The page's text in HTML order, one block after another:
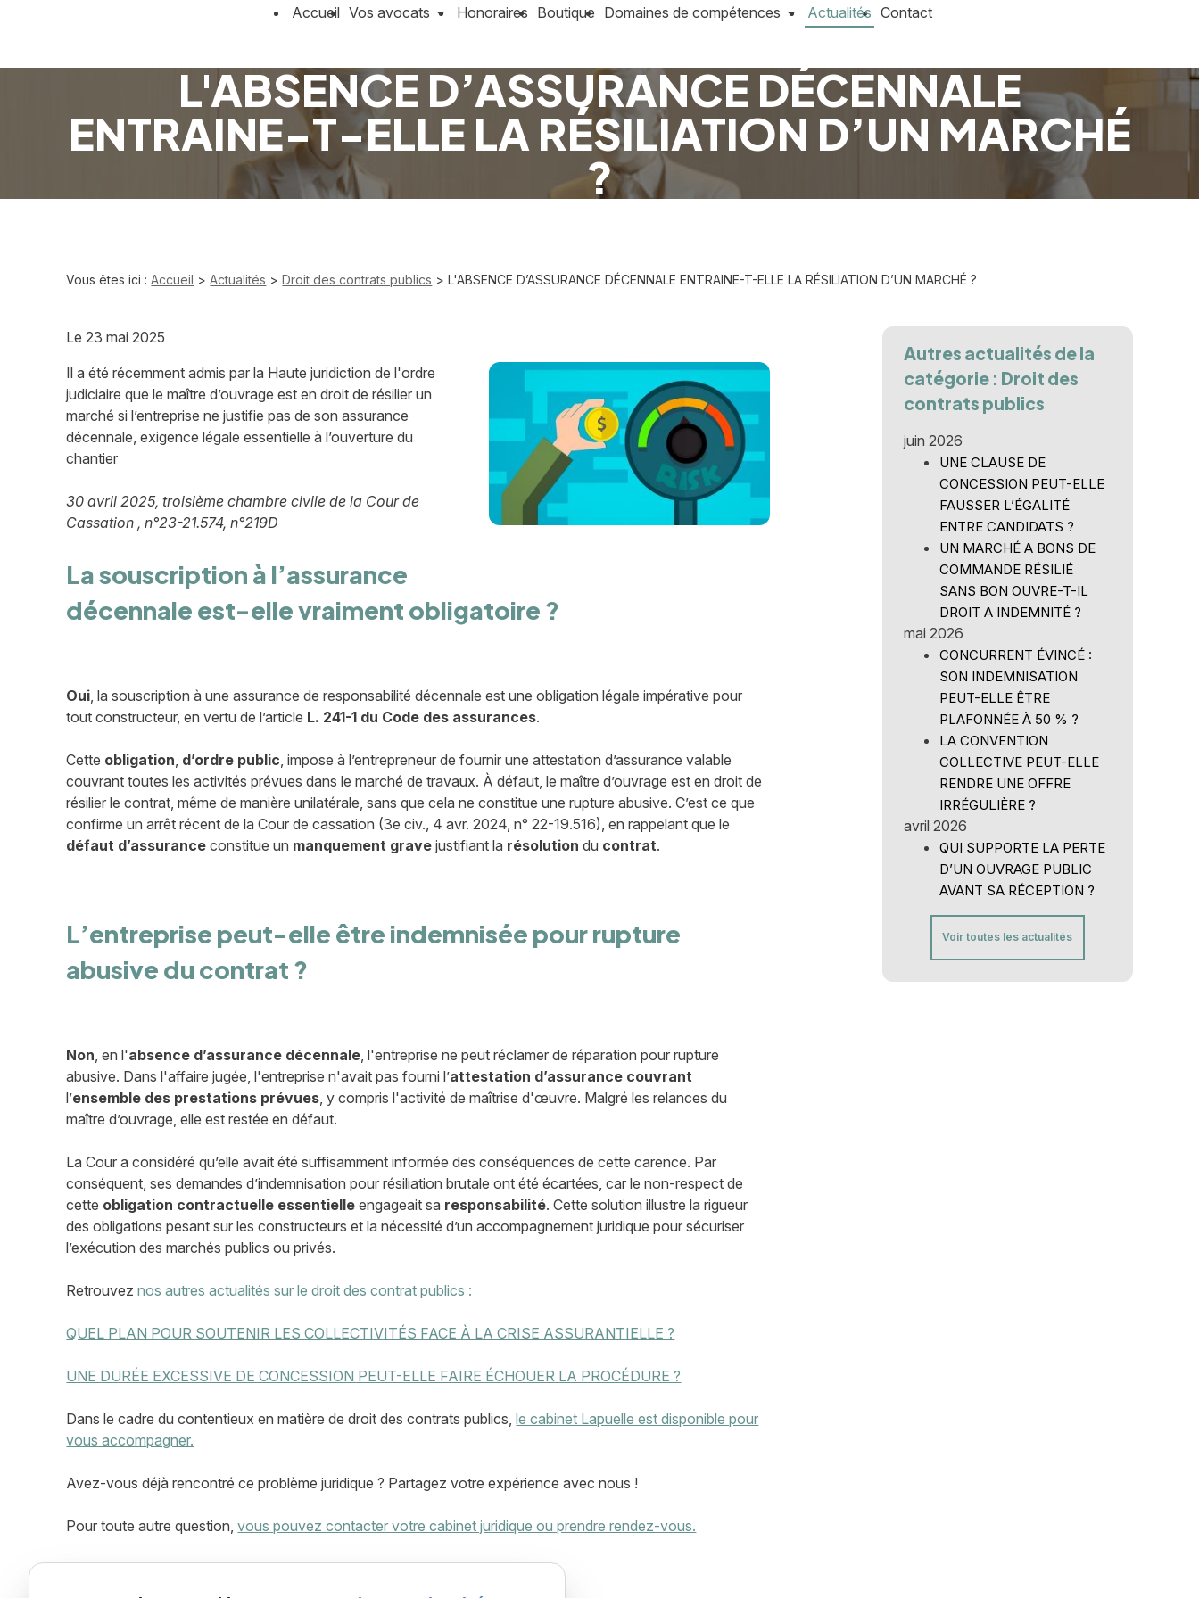
Accueil Vos avocats Honoraires Boutique Domaines de compétences Actualités Contact
L'ABSENCE D’ASSURANCE DÉCENNALE
ENTRAINE-T-ELLE LA RÉSILIATION D’UN MARCHÉ
?
Vous êtes ici : Accueil >Actualités >Droit des contrats publics > L'ABSENCE D’ASSURANCE DÉCENNALE ENTRAINE-T-ELLE LA RÉSILIATION D’UN MARCHÉ ?
Le23 mai 2025
Il a été récemment admis par la Haute juridiction de l'ordre
judiciaire que le maître d’ouvrage est en droit de résilier un
marché si l’entreprise ne justifie pas de son assurance
décennale, exigence légale essentielle à l’ouverture du
chantier
30 avril 2025, troisième chambre civile de la Cour de
Cassation , n°23-21.574, n°219D
La souscription à l’assurance
décennale est-elle vraiment obligatoire ?
Oui, la souscription à une assurance de responsabilité décennale est une obligation légale impérative pour
tout constructeur, en vertu de l’article L. 241-1 du Code des assurances.
Cette obligation, d’ordre public, impose à l’entrepreneur de fournir une attestation d’assurance valable
couvrant toutes les activités prévues dans le marché de travaux. À défaut, le maître d’ouvrage est en droit de
résilier le contrat, même de manière unilatérale, sans que cela ne constitue une rupture abusive. C’est ce que
confirme un arrêt récent de la Cour de cassation (3e civ., 4 avr. 2024, n° 22-19.516), en rappelant que le
défaut d’assurance constitue un manquement grave justifiant la résolution du contrat.
L’entreprise peut-elle être indemnisée pour rupture
abusive du contrat ?
Non , en l'absence d’assurance décennale , l'entreprise ne peut réclamer de réparation pour rupture
abusive. Dans l'affaire jugée, l'entreprise n'avait pas fourni l’attestation d’assurance couvrant
l’ensemble des prestations prévues , y compris l'activité de maîtrise d'œuvre. Malgré les relances du
maître d’ouvrage, elle est restée en défaut.
La Cour a considéré qu’elle avait été suffisamment informée des conséquences de cette carence. Par
conséquent, ses demandes d’indemnisation pour résiliation brutale ont été écartées, car le non-respect de
cette obligation contractuelle essentielle engageait sa responsabilité. Cette solution illustre la rigueur
des obligations pesant sur les constructeurs et la nécessité d’un accompagnement juridique pour sécuriser
l’exécution des marchés publics ou privés.
Retrouveznos autres actualités sur le droit des contrat publics :
QUEL PLAN POUR SOUTENIR LES COLLECTIVITÉS FACE À LA CRISE ASSURANTIELLE ?
UNE DURÉE EXCESSIVE DE CONCESSION PEUT-ELLE FAIRE ÉCHOUER LA PROCÉDURE ?
Dans le cadre du contentieux en matière de droit des contrats publics,le cabinet Lapuelle est disponible pour
vous accompagner.
Avez-vous déjà rencontré ce problème juridique ? Partagez votre expérience avec nous !
Pour toute autre question,vous pouvez contacter votre cabinet juridique ou prendre rendez-vous.
Maître Clémence LAPUELLE - 38 rue Alsace-Lorraine - 31000 TOULOUSE
Autres actualités de la
catégorie : Droit des
contrats publics
juin 2026
UNE CLAUSE DE
CONCESSION PEUT-ELLE
FAUSSER L’ÉGALITÉ
ENTRE CANDIDATS ?
UN MARCHÉ A BONS DE
COMMANDE RÉSILIÉ
SANS BON OUVRE-T-IL
DROIT A INDEMNITÉ ?
mai 2026
CONCURRENT ÉVINCÉ :
SON INDEMNISATION
PEUT-ELLE ÊTRE
PLAFONNÉE À 50 % ?
LA CONVENTION
COLLECTIVE PEUT-ELLE
RENDRE UNE OFFRE
IRRÉGULIÈRE ?
avril 2026
QUI SUPPORTE LA PERTE
D’UN OUVRAGE PUBLIC
AVANT SA RÉCEPTION ?
Voir toutes les actualités